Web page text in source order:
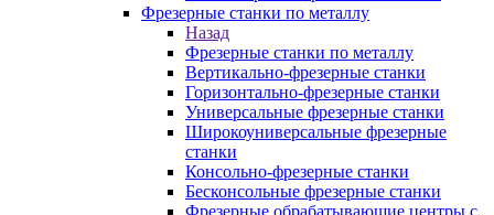
Фрезерные станки по металлу
Назад
Фрезерные станки по металлу
Вертикально-фрезерные станки
Горизонтально-фрезерные станки
Универсальные фрезерные станки
Широкоуниверсальные фрезерные
станки
Консольно-фрезерные станки
Бесконсольные фрезерные станки
Фрезерные обрабатывающие центры с